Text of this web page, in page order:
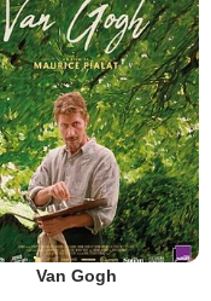
Van Gogh